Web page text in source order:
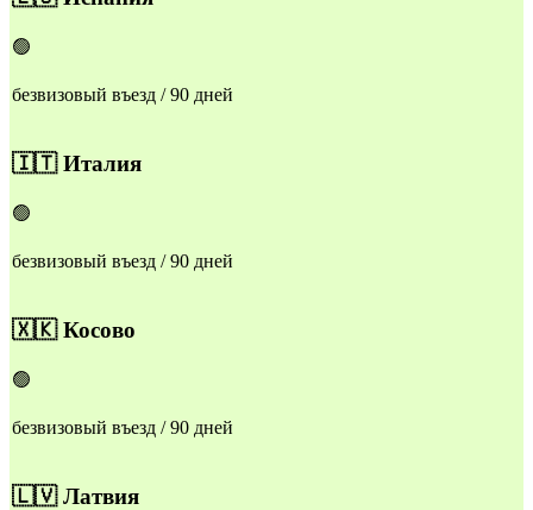
🟢
безвизовый въезд / 90 дней
🇮🇹Италия
🟢
безвизовый въезд / 90 дней
🇽🇰Косово
🟢
безвизовый въезд / 90 дней
🇱🇻Латвия